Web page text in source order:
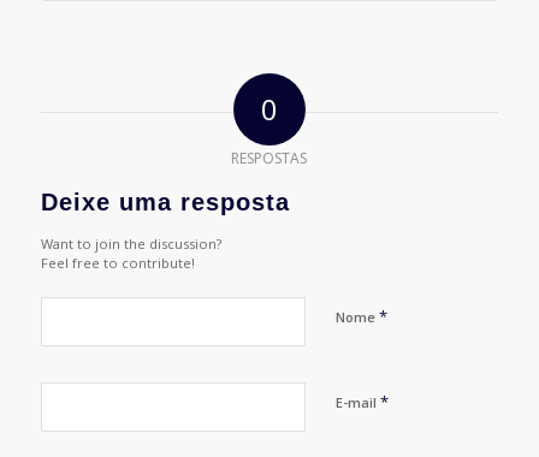
0
RESPOSTAS
Deixe uma resposta
Want to join the discussion?
Feel free to contribute!
Nome *
E-mail *